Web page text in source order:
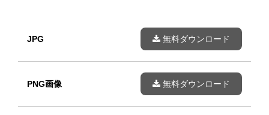
JPG 無料ダウンロード
PNG画像 無料ダウンロード